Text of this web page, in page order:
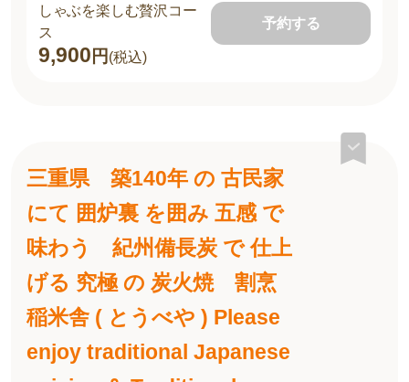
しゃぶを楽しむ贅沢コー
ス
9,900 円 (税込)
予約する
三重県 築140年 の 古民家
にて 囲炉裏 を囲み 五感 で
味わう 紀州備長炭 で 仕上
げる 究極 の 炭火焼 割烹
稲米舎 ( とうべや ) Please
enjoy traditional Japanese